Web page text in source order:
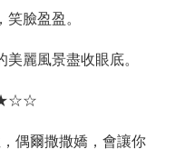
臉盈盈。
麗風景盡收眼底。
偶爾撒撒嬌，會讓你